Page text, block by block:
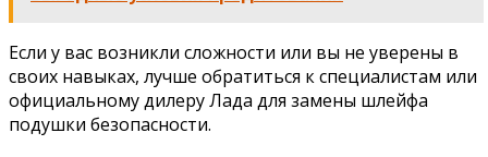
Если у вас возникли сложности или вы не уверены в
своих навыках, лучше обратиться к специалистам или
официальному дилеру Лада для замены шлейфа
подушки безопасности.